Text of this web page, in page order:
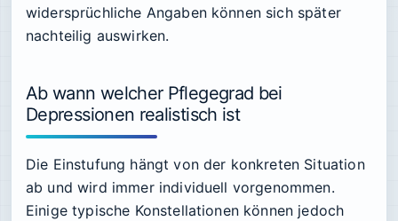
widersprüchliche Angaben können sich später
nachteilig auswirken.
Ab wann welcher Pflegegrad bei
Depressionen realistisch ist
Die Einstufung hängt von der konkreten Situation
ab und wird immer individuell vorgenommen.
Einige typische Konstellationen können jedoch